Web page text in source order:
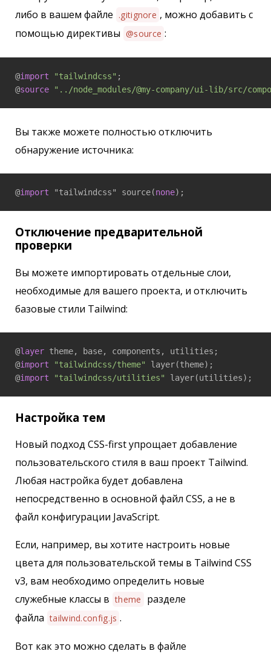
либо в вашем файле .gitignore , можно добавить с
помощью директивы @source :
@import "tailwindcss" ;
@source "../node_modules/@my-company/ui-lib/src/
Вы также можете полностью отключить
обнаружение источника:
@import "tailwindcss" source(none);
Отключение предварительной
проверки
Вы можете импортировать отдельные слои,
необходимые для вашего проекта, и отключить
базовые стили Tailwind:
@layer theme, base, components, utilities;
@import "tailwindcss/theme"
layer(theme);
@import "tailwindcss/utilities" layer(utilities);
Настройка тем
Новый подход CSS-first упрощает добавление
пользовательского стиля в ваш проект Tailwind.
Любая настройка будет добавлена ​​
непосредственно в основной файл CSS, а не в
файл конфигурации JavaScript.
Если, например, вы хотите настроить новые
цвета для пользовательской темы в Tailwind CSS
v3, вам необходимо определить новые
служебные классы в theme
разделе
файла tailwind.config.js .
Вот как это можно сделать в файле